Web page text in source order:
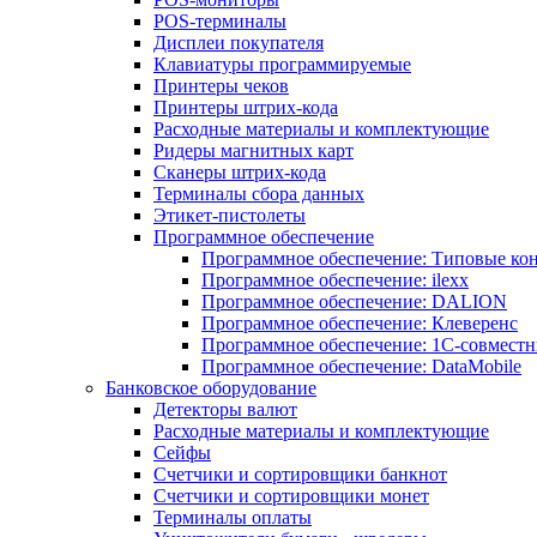
POS-терминалы
Дисплеи покупателя
Клавиатуры программируемые
Принтеры чеков
Принтеры штрих-кода
Расходные материалы и комплектующие
Ридеры магнитных карт
Сканеры штрих-кода
Терминалы сбора данных
Этикет-пистолеты
Программное обеспечение
Программное обеспечение: Типовые
Программное обеспечение: ilexx
Программное обеспечение: DALION
Программное обеспечение: Клеверенс
Программное обеспечение: 1С-
Программное обеспечение: DataMobile
Банковское оборудование
Детекторы валют
Расходные материалы и комплектующие
Сейфы
Счетчики и сортировщики банкнот
Счетчики и сортировщики монет
Терминалы оплаты